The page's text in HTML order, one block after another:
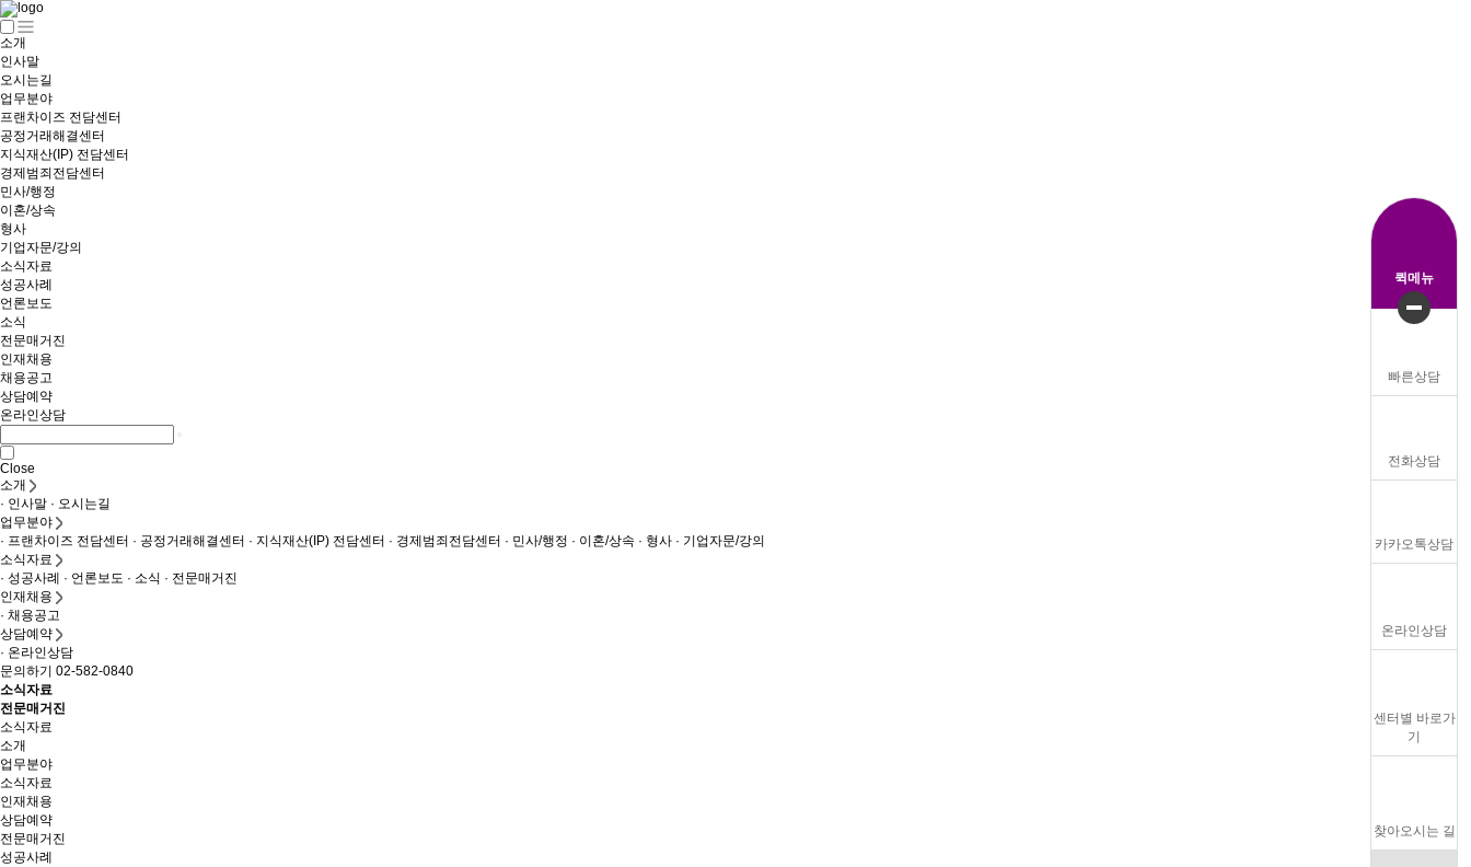
소개
인사말
오시는길
업무분야
프랜차이즈 전담센터
공정거래해결센터
지식재산(IP) 전담센터
경제범죄전담센터
민사/행정
이혼/상속
형사
기업자문/강의
소식자료
성공사례
언론보도
소식
전문매거진
인재채용
채용공고
상담예약
온라인상담
Close
소개
· 인사말 · 오시는길
업무분야
· 프랜차이즈 전담센터 · 공정거래해결센터 · 지식재산(IP) 전담센터 · 경제범죄전담센터 · 민사/행정 · 이혼/상속 · 형사 · 기업자문/강의
소식자료
· 성공사례 · 언론보도 · 소식 · 전문매거진
인재채용
· 채용공고
상담예약
· 온라인상담
문의하기 02-582-0840
소식자료
전문매거진
소식자료
소개
업무분야
소식자료
인재채용
상담예약
전문매거진
성공사례
퀵메뉴
빠른상담
전화상담
카카오톡상담
온라인상담
센터별 바로가
기
찾아오시는 길